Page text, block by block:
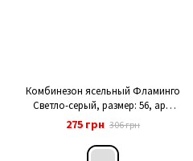
Комбинезон ясельный Фламинго
Светло-серый, размер: 56, арт.
365-009
275 грн 306 грн